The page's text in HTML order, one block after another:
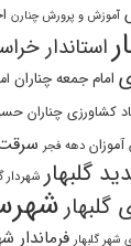
آموزش و پرورش چنارن
استاندار
امام جمعه چناران
کشاورزی چناران
دهه فجر
گلبهار شهردار
گلبهار
شهر گلبهار فرماندار